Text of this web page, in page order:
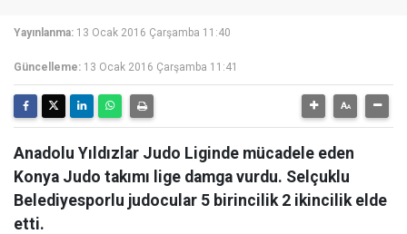
Yayınlanma: 13 Ocak 2016 Çarşamba 11:40
Güncelleme: 13 Ocak 2016 Çarşamba 11:41
Anadolu Yıldızlar Judo Liginde mücadele eden
Konya Judo takımı lige damga vurdu. Selçuklu
Belediyesporlu judocular 5 birincilik 2 ikincilik elde
etti.